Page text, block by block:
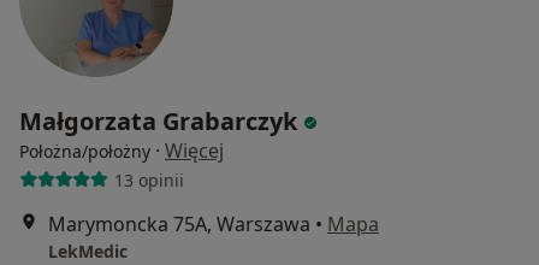
Małgorzata Grabarczyk
Położna/położny · Więcej
13 opinii
Marymoncka 75A, Warszawa • Mapa
LekMedic